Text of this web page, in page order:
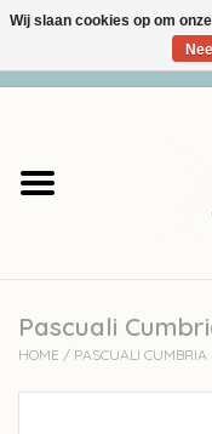
Garens
Accessoires
workshops
Pascuali
HOME / PASCUALI
Wij slaan cookies op om
Nee